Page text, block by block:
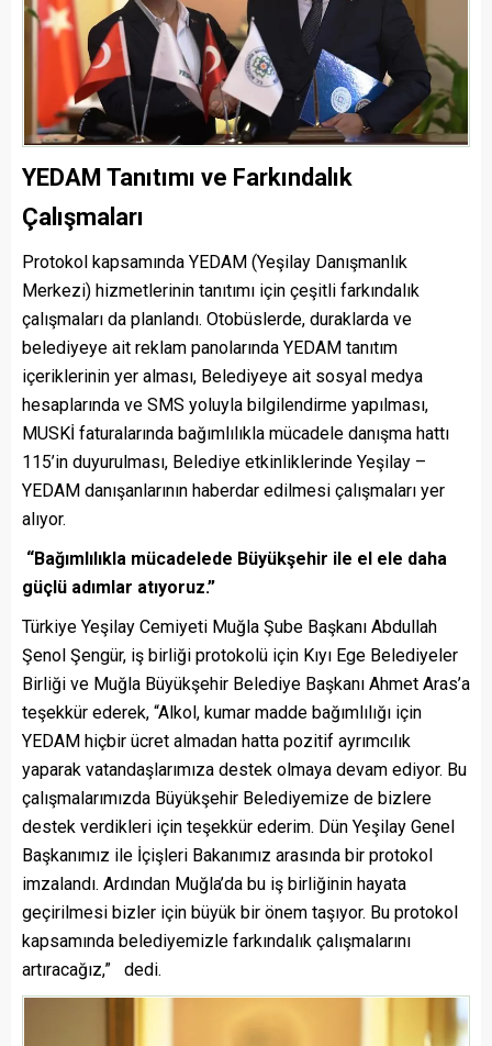
YEDAM Tanıtımı ve Farkındalık
Çalışmaları
Protokol kapsamında YEDAM (Yeşilay Danışmanlık
Merkezi) hizmetlerinin tanıtımı için çeşitli farkındalık
çalışmaları da planlandı. Otobüslerde, duraklarda ve
belediyeye ait reklam panolarında YEDAM tanıtım
içeriklerinin yer alması, Belediyeye ait sosyal medya
hesaplarında ve SMS yoluyla bilgilendirme yapılması,
MUSKİ faturalarında bağımlılıkla mücadele danışma hattı
115’in duyurulması, Belediye etkinliklerinde Yeşilay –
YEDAM danışanlarının haberdar edilmesi çalışmaları yer
alıyor.
“Bağımlılıkla mücadelede Büyükşehir ile el ele daha
güçlü adımlar atıyoruz.”
Türkiye Yeşilay Cemiyeti Muğla Şube Başkanı Abdullah
Şenol Şengür, iş birliği protokolü için Kıyı Ege Belediyeler
Birliği ve Muğla Büyükşehir Belediye Başkanı Ahmet Aras’a
teşekkür ederek, “Alkol, kumar madde bağımlılığı için
YEDAM hiçbir ücret almadan hatta pozitif ayrımcılık
yaparak vatandaşlarımıza destek olmaya devam ediyor. Bu
çalışmalarımızda Büyükşehir Belediyemize de bizlere
destek verdikleri için teşekkür ederim. Dün Yeşilay Genel
Başkanımız ile İçişleri Bakanımız arasında bir protokol
imzalandı. Ardından Muğla’da bu iş birliğinin hayata
geçirilmesi bizler için büyük bir önem taşıyor. Bu protokol
kapsamında belediyemizle farkındalık çalışmalarını
artıracağız,” dedi.